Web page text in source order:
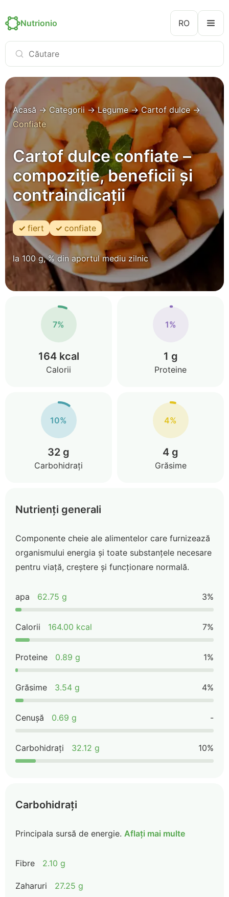
Nutrionio RO
Acasă → Categorii→Legume→Cartof dulce→
Confiate
Cartof dulce confiate –
compoziție, beneficii și
contraindicații
fiert confiate
la 100 g, % din aportul mediu zilnic
7%
164 kcal
Calorii
1%
1 g
Proteine
10%
32 g
Carbohidrați
4%
4 g
Grăsime
Nutrienți generali
Componente cheie ale alimentelor care furnizează
organismului energia și toate substanțele necesare
pentru viață, creștere și funcționare normală.
apa 62.75 g 3%
Calorii 164.00 kcal 7%
Proteine 0.89 g 1%
Grăsime 3.54 g 4%
Cenușă 0.69 g -
Carbohidrați 32.12 g 10%
Carbohidrați
Principala sursă de energie. Aflați mai multe
Fibre 2.10 g
Zaharuri 27.25 g